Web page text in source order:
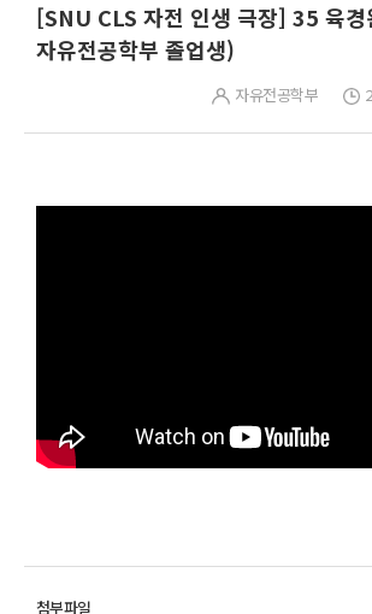
[SNU CLS 자전 인생 극장] 35 육경
자유전공학부 졸업생)
자유전공학부